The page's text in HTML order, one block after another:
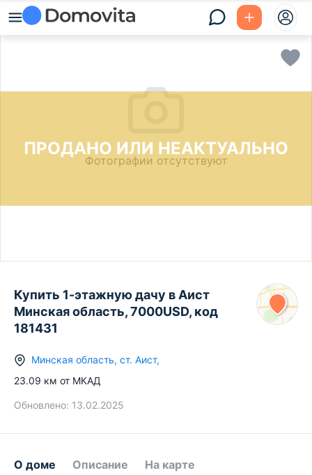
ПРОДАНО ИЛИ НЕАКТУАЛЬНО
Фотографии отсутствуют
Купить 1-этажную дачу в Аист
Минская область, 7000USD, код
181431
Минская область, ст. Аист,
23.09 км от МКАД
Обновлено: 13.02.2025
О доме Описание На карте